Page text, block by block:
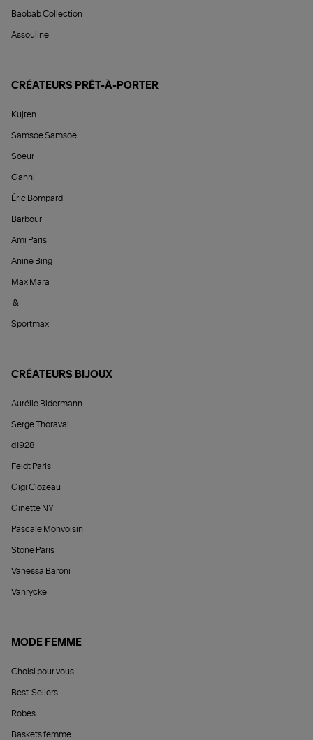
Baobab Collection
Assouline
CRÉATEURS PRÊT-À-PORTER
Kujten
Samsoe Samsoe
Soeur
Ganni
Éric Bompard
Barbour
Ami Paris
Anine Bing
Max Mara
&
Sportmax
CRÉATEURS BIJOUX
Aurélie Bidermann
Serge Thoraval
d1928
Feidt Paris
Gigi Clozeau
Ginette NY
Pascale Monvoisin
Stone Paris
Vanessa Baroni
Vanrycke
MODE FEMME
Choisi pour vous
Best-Sellers
Robes
Baskets femme